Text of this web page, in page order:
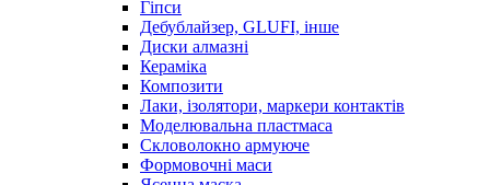
Гіпси
Дебублайзер, GLUFI, інше
Диски алмазні
Кераміка
Композити
Лаки, ізолятори, маркери контактів
Моделювальна пластмаса
Скловолокно армуюче
Формовочні маси